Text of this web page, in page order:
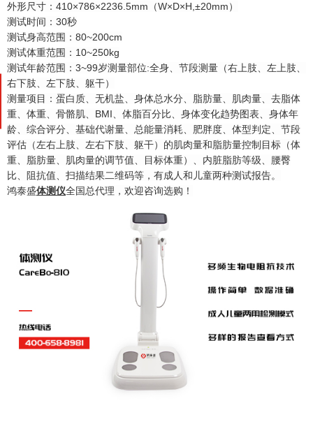
外形尺寸：410×786×2236.5mm（W×D×H,±20mm）
测试时间：30秒
测试身高范围：80~200cm
测试体重范围：10~250kg
测试年龄范围：3~99岁测量部位:全身、节段测量（右上肢、左上肢、
右下肢、左下肢、躯干）
测量项目：蛋白质、无机盐、身体总水分、脂肪量、肌肉量、去脂体
重、体重、骨骼肌、BMI、体脂百分比、身体变化趋势图表、身体年
龄、综合评分、基础代谢量、总能量消耗、肥胖度、体型判定、节段
评估（左右上肢、左右下肢、躯干）的肌肉量和脂肪量控制目标（体
重、脂肪量、肌肉量的调节值、目标体重）、内脏脂肪等级、腰臀
比、阻抗值、扫描结果二维码等，有成人和儿童两种测试报告。
鸿泰盛体测仪全国总代理，欢迎咨询选购！